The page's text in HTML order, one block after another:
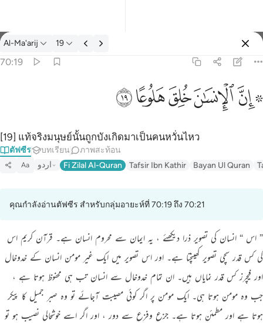
ตัฟซีร: Al-Ma'arij 70:19
Al-Ma'arij 19
70:19
ﱪ ﱫﱬﱭﱮﱯ
[19] แท้จริงมนุษย์นั้นถูกบังเกิดมาเป็นคนหวั่นไหว
ตัฟซีร บทเรียน ภาพสะท้อน
Aa اردو Fi Zilal Al-Quran Tafsir Ibn Kathir Bayan Ul Quran
คุณกำลังอ่านตัฟซีร สำหรับกลุ่มอายะห์ที่ 70:19 ถึง 70:21
” اس “ انسان کی تصویر ذرا دیکھئے ، یہ ایمان سے محروم انسان ہے۔ قرآن کریم اس
کی کس قدر سچی تصویر کھینچتا ہے۔ اور اس تصویر میں ایک غیر مومن انسان کے خدوخال
اور فیچرز کس قدر نمایاں ہیں۔ ان تمام خدوخال سے انسان تب ہی محفوظ ہوتا ہے ،
جب وہ مومن ہوتا ہی۔ ایک مومن پر اگر کوئی مصیبت آجائے تو وہ صبر جمیل کا پیکر
ہوتا ہے اور مطمئن ہوتا ہے۔ جزع وفزع سے دور ، اور اگر اسے خوشحالی نصیب ہو تو